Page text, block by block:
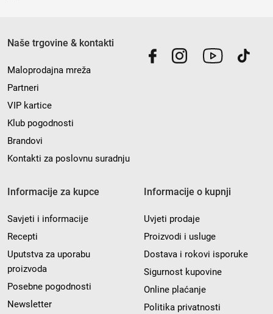
Naše trgovine & kontakti
Maloprodajna mreža
Partneri
VIP kartice
Klub pogodnosti
Brandovi
Kontakti za poslovnu suradnju
Informacije za kupce
Savjeti i informacije
Recepti
Uputstva za uporabu
proizvoda
Posebne pogodnosti
Newsletter
Informacije o kupnji
Uvjeti prodaje
Proizvodi i usluge
Dostava i rokovi isporuke
Sigurnost kupovine
Online plaćanje
Politika privatnosti